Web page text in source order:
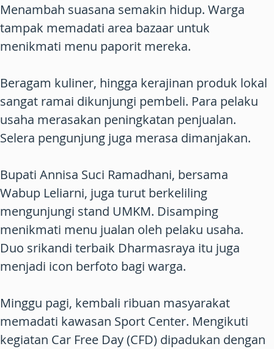
Menambah suasana semakin hidup. Warga
tampak memadati area bazaar untuk
menikmati menu paporit mereka.
Beragam kuliner, hingga kerajinan produk lokal
sangat ramai dikunjungi pembeli. Para pelaku
usaha merasakan peningkatan penjualan.
Selera pengunjung juga merasa dimanjakan.
Bupati Annisa Suci Ramadhani, bersama
Wabup Leliarni, juga turut berkeliling
mengunjungi stand UMKM. Disamping
menikmati menu jualan oleh pelaku usaha.
Duo srikandi terbaik Dharmasraya itu juga
menjadi icon berfoto bagi warga.
Minggu pagi, kembali ribuan masyarakat
memadati kawasan Sport Center. Mengikuti
kegiatan Car Free Day (CFD) dipadukan dengan